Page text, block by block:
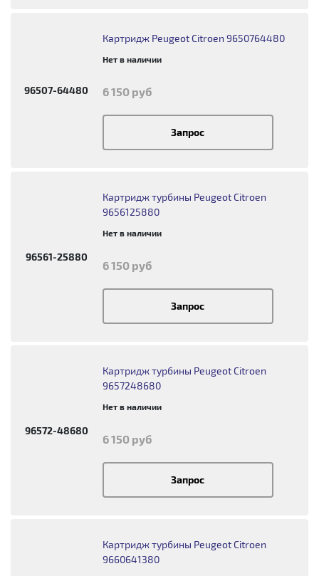
96507-64480
Картридж Peugeot Citroen 9650764480
Нет в наличии
6 150 руб
Запрос
96561-25880
Картридж турбины Peugeot Citroen
9656125880
Нет в наличии
6 150 руб
Запрос
96572-48680
Картридж турбины Peugeot Citroen
9657248680
Нет в наличии
6 150 руб
Запрос
Картридж турбины Peugeot Citroen
9660641380